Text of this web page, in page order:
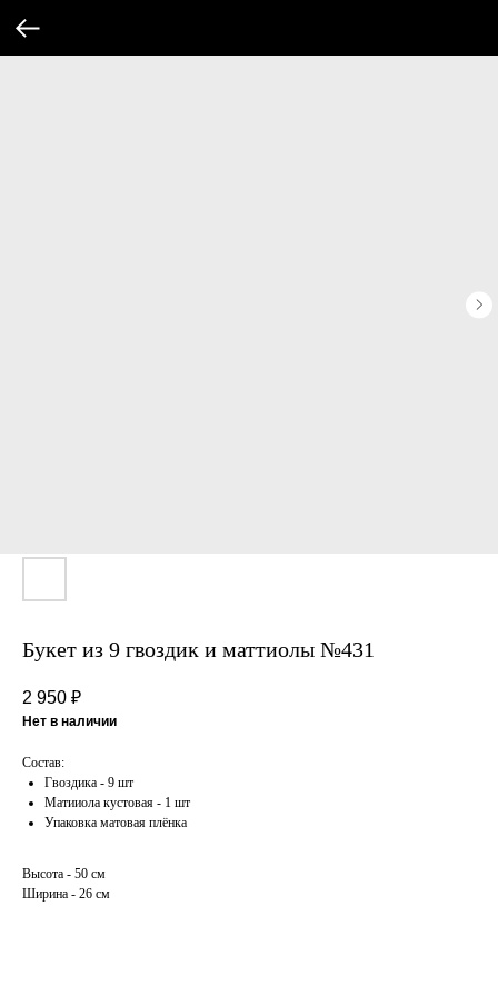
Букет из 9 гвоздик и маттиолы №431
2 950 ₽
Нет в наличии
Состав:
Гвоздика - 9 шт
Матииола кустовая - 1 шт
Упаковка матовая плёнка
Высота - 50 см
Ширина - 26 см